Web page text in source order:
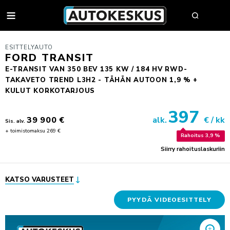
AUTOHAKU
VAIHTOAUTOT
SÄHKÖAUTOT
VAIHTOAUTON OSTAJAN OPAS
AUTOKESKUS TURVA -PALVELUPAKETTI
BYD
FORD
JULKISET HANKINNAT
HUOLTO & RENKAAT
VARAA MÄÄRÄAIKAISHUOLTO
KOLARIKORJAUS & TUULILASIT
ESITTELYAUTO
FORD TRANSIT
E-TRANSIT VAN 350 BEV 135 KW / 184 HV RWD-
TAKAVETO TREND L3H2 - TÄHÄN AUTOON 1,9 % +
KULUT KORKOTARJOUS
Sis. alv. 39 900 €
+ toimistomaksu 269 €
alk.397 € / kk
Rahoitus 3,9 %
Siirry rahoituslaskuriin
KATSO VARUSTEET
PYYDÄ VIDEOESITTELY